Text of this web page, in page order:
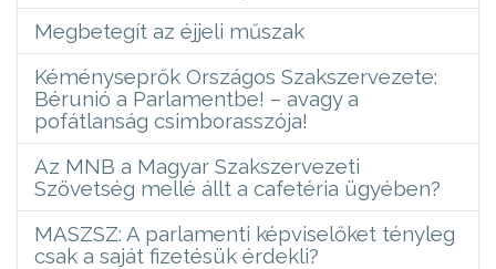
Megbetegít az éjjeli műszak
Kéményseprők Országos Szakszervezete:
Bérunió a Parlamentbe! – avagy a
pofátlanság csimborasszója!
Az MNB a Magyar Szakszervezeti
Szövetség mellé állt a cafetéria ügyében?
MASZSZ: A parlamenti képviselőket tényleg
csak a saját fizetésük érdekli?